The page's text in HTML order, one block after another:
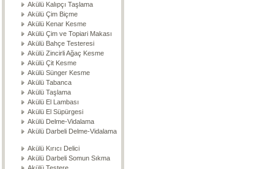
Akülü Kalıpçı Taşlama
Akülü Çim Biçme
Akülü Kenar Kesme
Akülü Çim ve Topiari Makası
Akülü Bahçe Testeresi
Akülü Zincirli Ağaç Kesme
Akülü Çit Kesme
Akülü Sünger Kesme
Akülü Tabanca
Akülü Taşlama
Akülü El Lambası
Akülü El Süpürgesi
Akülü Delme-Vidalama
Akülü Darbeli Delme-Vidalama
Akülü Kırıcı Delici
Akülü Darbeli Somun Sıkma